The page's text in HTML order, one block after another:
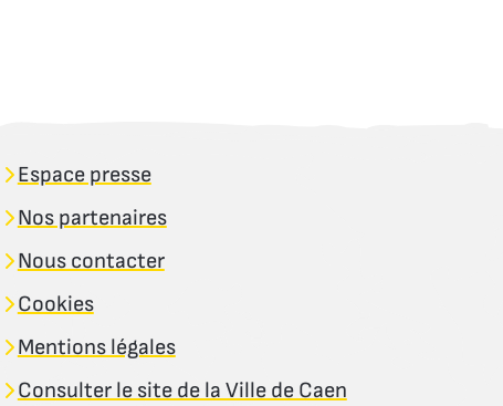
Espace presse
Nos partenaires
Nous contacter
Cookies
Mentions légales
Consulter le site de la Ville de Caen